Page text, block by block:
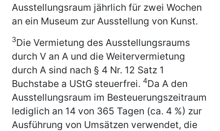
Ausstellungsraum jährlich für zwei Wochen
an ein Museum zur Ausstellung von Kunst.
3Die Vermietung des Ausstellungsraums
durch V an A und die Weitervermietung
durch A sind nach § 4 Nr. 12 Satz 1
Buchstabe a UStG steuerfrei. 4Da A den
Ausstellungsraum im Besteuerungszeitraum
lediglich an 14 von 365 Tagen (ca. 4 %) zur
Ausführung von Umsätzen verwendet, die